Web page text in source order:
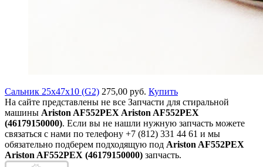
Сальник 25x47x10 (G2) 275,00 руб. Купить
На сайте представлены не все Запчасти для стиральной
машины Ariston AF552PEX Ariston AF552PEX
(46179150000). Если вы не нашли нужную запчасть можете
связаться с нами по телефону +7 (812) 331 44 61 и мы
обязательно подберем подходящую под Ariston AF552PEX
Ariston AF552PEX (46179150000) запчасть.